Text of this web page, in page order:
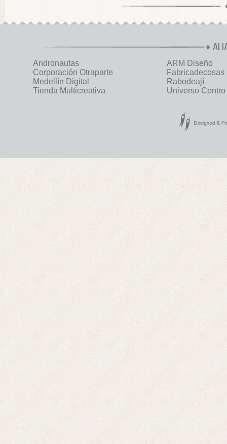
Andronautas
ARM Diseño
Corporación Otraparte
Fabricadecosas
Medellín Digital
Rabodeají
Tienda Multicreativa
Universo Centro